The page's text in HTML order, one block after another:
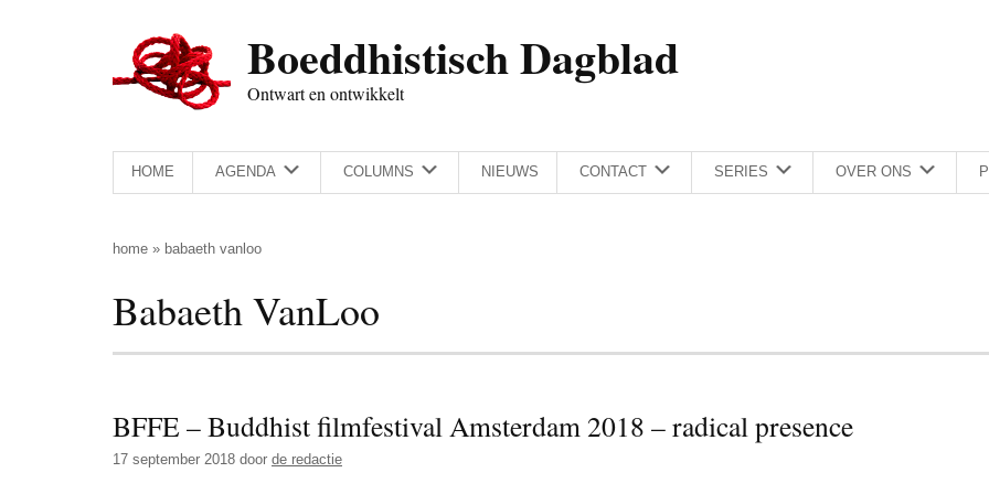
Boeddhistisch Dagblad
Ontwart en ontwikkelt
HOME AGENDA COLUMNS NIEUWS CONTACT SERIES OVER ONS
home » babaeth vanloo
Babaeth VanLoo
BFFE – Buddhist filmfestival Amsterdam 2018 – radical presence
17 september 2018 door de redactie